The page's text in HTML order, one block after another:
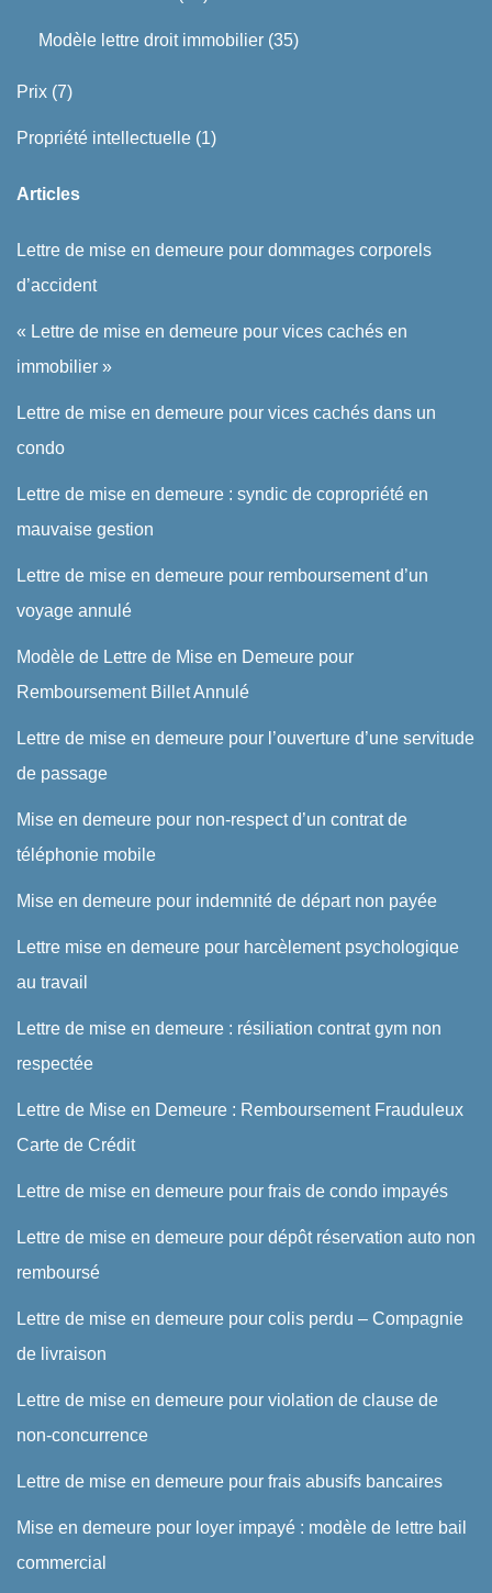
Modèle lettre droit immobilier (35)
Prix (7)
Propriété intellectuelle (1)
Articles
Lettre de mise en demeure pour dommages corporels
d’accident
« Lettre de mise en demeure pour vices cachés en
immobilier »
Lettre de mise en demeure pour vices cachés dans un
condo
Lettre de mise en demeure : syndic de copropriété en
mauvaise gestion
Lettre de mise en demeure pour remboursement d’un
voyage annulé
Modèle de Lettre de Mise en Demeure pour
Remboursement Billet Annulé
Lettre de mise en demeure pour l’ouverture d’une servitude
de passage
Mise en demeure pour non-respect d’un contrat de
téléphonie mobile
Mise en demeure pour indemnité de départ non payée
Lettre mise en demeure pour harcèlement psychologique
au travail
Lettre de mise en demeure : résiliation contrat gym non
respectée
Lettre de Mise en Demeure : Remboursement Frauduleux
Carte de Crédit
Lettre de mise en demeure pour frais de condo impayés
Lettre de mise en demeure pour dépôt réservation auto non
remboursé
Lettre de mise en demeure pour colis perdu – Compagnie
de livraison
Lettre de mise en demeure pour violation de clause de
non-concurrence
Lettre de mise en demeure pour frais abusifs bancaires
Mise en demeure pour loyer impayé : modèle de lettre bail
commercial